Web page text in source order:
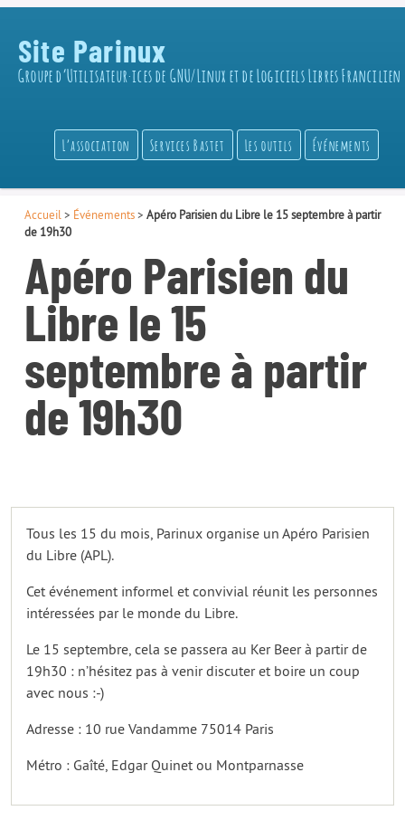
Site Parinux
Groupe d’Utilisateur·ices de GNU/Linux et de Logiciels Libres Francilien
L’association Services Bastet Les outils Événements
Accueil > Événements> Apéro Parisien du Libre le 15 septembre à partir
de 19h30
Apéro Parisien du
Libre le 15
septembre à partir
de 19h30
Tous les 15 du mois, Parinux organise un Apéro Parisien
du Libre (APL).
Cet événement informel et convivial réunit les personnes
intéressées par le monde du Libre.
Le 15 septembre, cela se passera au Ker Beer à partir de
19h30 : n’hésitez pas à venir discuter et boire un coup
avec nous :-)
Adresse : 10 rue Vandamme 75014 Paris
Métro : Gaîté, Edgar Quinet ou Montparnasse